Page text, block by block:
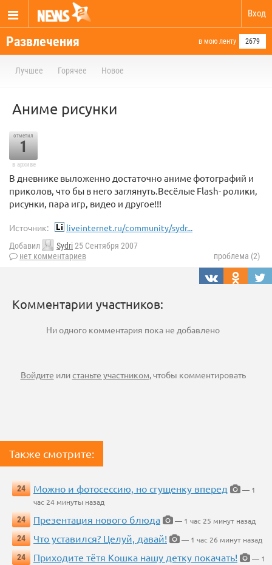
Вход
Развлечения в мою ленту 2679
Лучшее Горячее Новое
Аниме рисунки
отметил
1
в архиве
В дневнике выложенно достаточно аниме фотографий и
приколов, что бы в него заглянуть.Весёлые Flash- ролики,
рисунки, пара игр, видео и другое!!!
Источник: liveinternet.ru/community/sydr...
Добавил Sydri25 Сентября 2007
нет комментариев
проблема (2)
Комментарии участников:
Ни одного комментария пока не добавлено
Войдите илистаньте участником, чтобы комментировать
Также смотрите:
24 Можно и фотосессию, но сгущенку вперед
— 1
час 24 минуты назад
24
Презентация нового блюда
— 1 час 25 минут назад
24
Что уставился? Целуй, давай!
— 1 час 26 минут назад
24
Приходите тётя Кошка нашу детку покачать!
— 1